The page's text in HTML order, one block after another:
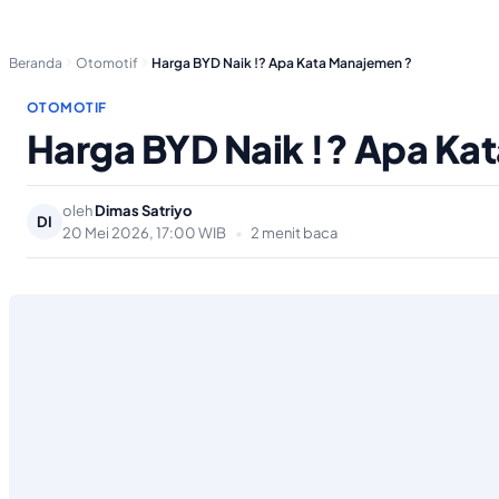
Beranda Otomotif Harga BYD Naik !? Apa Kata Manajemen ?
OTOMOTIF
Harga BYD Naik !? Apa
DI
olehDimas Satriyo
20 Mei 2026, 17:00 WIB
• 2 menit baca